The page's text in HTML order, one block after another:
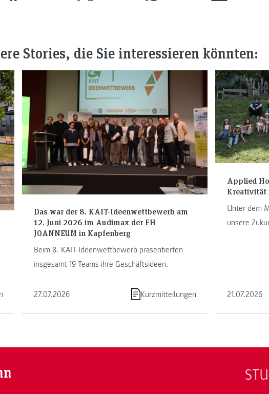
Stories, die Sie interessieren könnten:
Das war der 8. KAIT-Ideenwettbewerb am
12. Juni 2026 im Audimax der FH
JOANNEUM in Kapfenberg
Beim 8. KAIT-Ideenwettbewerb präsentierten
insgesamt 19 Teams ihre Geschäftsideen.
27.07.2026 Kurzmitteilungen
Applied
Kreativität
Unter dem
unsere
21.07.2026